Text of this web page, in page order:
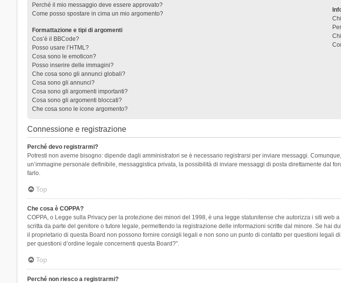
Perché il mio messaggio deve essere approvato?
Come posso spostare in cima un mio argomento?
Formattazione e tipi di argomenti
Cos’è il BBCode?
Posso usare l’HTML?
Cosa sono le emoticon?
Posso inserire delle immagini?
Che cosa sono gli annunci globali?
Cosa sono gli annunci?
Cosa sono gli argomenti importanti?
Cosa sono gli argomenti bloccati?
Che cosa sono le icone argomento?
Connessione e registrazione
Perché devo registrarmi?
Potresti non averne bisogno: dipende dagli amministratori se è necessario registrarsi per inviare messaggi.
un’immagine personale definibile, messaggistica privata, la possibilità di inviare messaggi di posta direttamente dal
farlo.
Top
Che cosa è COPPA?
COPPA, o Legge sulla Privacy per la protezione dei minori del 1998, è una legge statunitense che autorizza i siti
scritta da parte del genitore o tutore legale, permettendo la registrazione delle informazioni scritte dal minore. Se hai
il proprietario di questa Board non possono fornire consigli legali e non sono un punto di contatto per questioni
per questioni d’ordine legale concernenti questa Board?”.
Top
Perché non riesco a registrarmi?